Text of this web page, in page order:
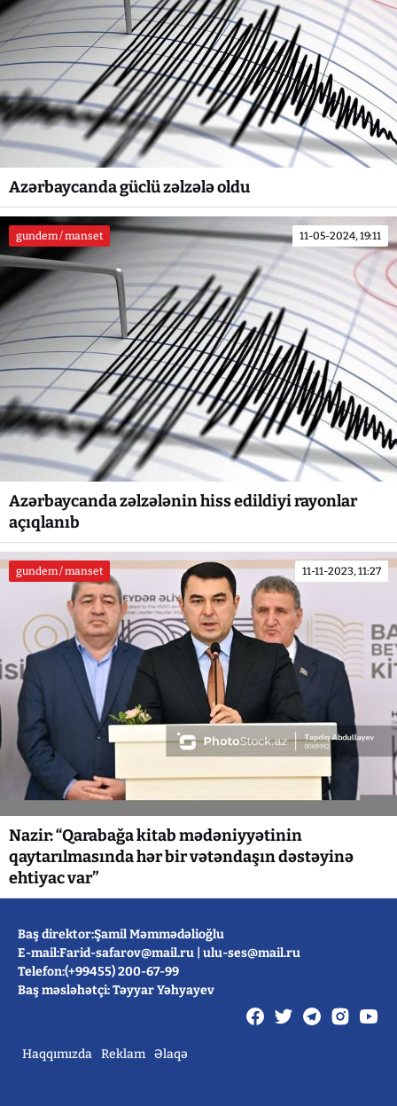
Azərbaycanda güclü zəlzələ oldu
gundem / manset 11-05-2024, 19:11
Azərbaycanda zəlzələnin hiss edildiyi rayonlar
açıqlanıb
gundem / manset 11-11-2023, 11:27
Nazir: “Qarabağa kitab mədəniyyətinin
qaytarılmasında hər bir vətəndaşın dəstəyinə
ehtiyac var”
Baş direktor:Şamil Məmmədəlioğlu
E-mail:Farid-safarov@mail.ru ulu-ses@mail.ru
Telefon:(+99455) 200-67-99
Baş məsləhətçi: Təyyar Yəhyayev
Haqqımızda Reklam Əlaqə